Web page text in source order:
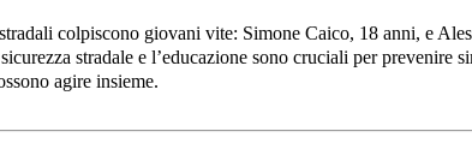
colpiscono giovani vite: Simone Caico, 18 anni, e
stradale e l’educazione sono cruciali per prevenire
agire insieme.